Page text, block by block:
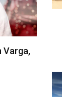
Varga,